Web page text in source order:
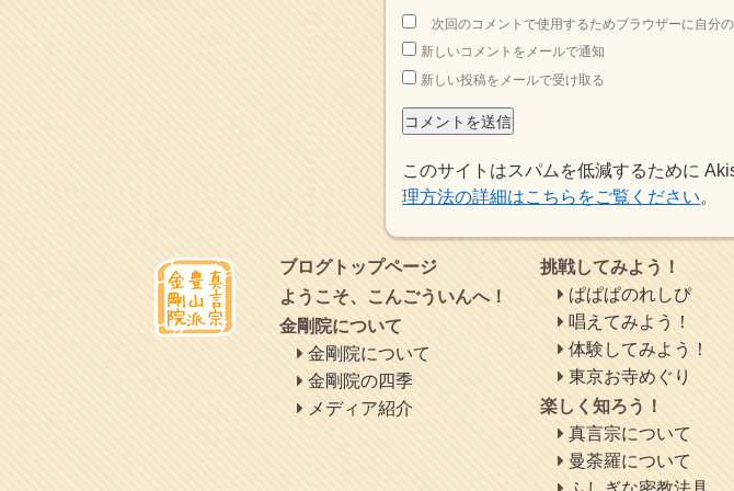
次回のコメントで使用するためブラウザーに自分
新しいコメントをメールで通知
新しい投稿をメールで受け取る
このサイトはスパムを低減するために
理方法の詳細はこちらをご覧ください。
2015年8月(4)
2015年7月(4)
2015年6月(3)
2015年5月(1)
2015年4月(1)
2015年3月(3)
2015年2月(3)
2015年1月(1)
2014年12月(2)
2014年9月(1)
2014年5月(1)
2014年4月(4)
2014年1月(1)
2013年11月(4)
2013年10月(2)
2013年9月(4)
2013年8月(7)
2013年7月(7)
2013年6月(6)
2013年5月(13)
2013年4月(1)
ブログトップページ
ようこそ、こんごういんへ！
金剛院について
金剛院について
金剛院の四季
メディア紹介
挑戦してみよう！
ぱぱぱのれしぴ
唱えてみよう！
体験してみよう！
東京お寺めぐり
楽しく知ろう！
真言宗について
曼荼羅について